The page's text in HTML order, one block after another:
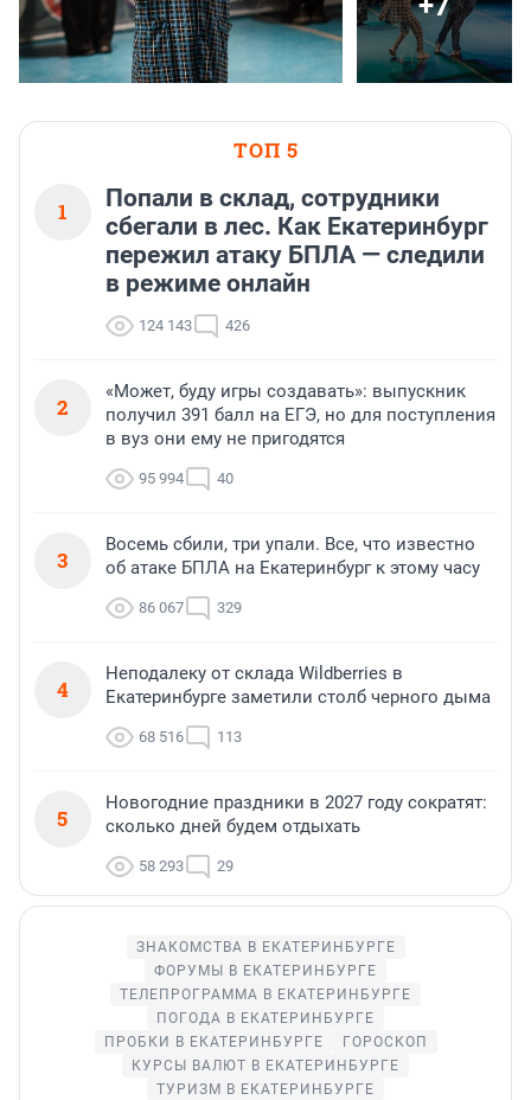
ТОП 5
1
Попали в склад, сотрудники
сбегали в лес. Как Екатеринбург
пережил атаку БПЛА — следили
в режиме онлайн
124 143 426
2
«Может, буду игры создавать»: выпускник
получил 391 балл на ЕГЭ, но для поступления
в вуз они ему не пригодятся
95 994 40
3
Восемь сбили, три упали. Все, что известно
об атаке БПЛА на Екатеринбург к этому часу
86 067 329
4
Неподалеку от склада Wildberries в
Екатеринбурге заметили столб черного дыма
68 516 113
5
Новогодние праздники в 2027 году сократят:
сколько дней будем отдыхать
58 293 29
ЗНАКОМСТВА В ЕКАТЕРИНБУРГЕ
ФОРУМЫ В ЕКАТЕРИНБУРГЕ
ТЕЛЕПРОГРАММА В ЕКАТЕРИНБУРГЕ
ПОГОДА В ЕКАТЕРИНБУРГЕ
ПРОБКИ В ЕКАТЕРИНБУРГЕ
ГОРОСКОП
КУРСЫ ВАЛЮТ В ЕКАТЕРИНБУРГЕ
ТУРИЗМ В ЕКАТЕРИНБУРГЕ